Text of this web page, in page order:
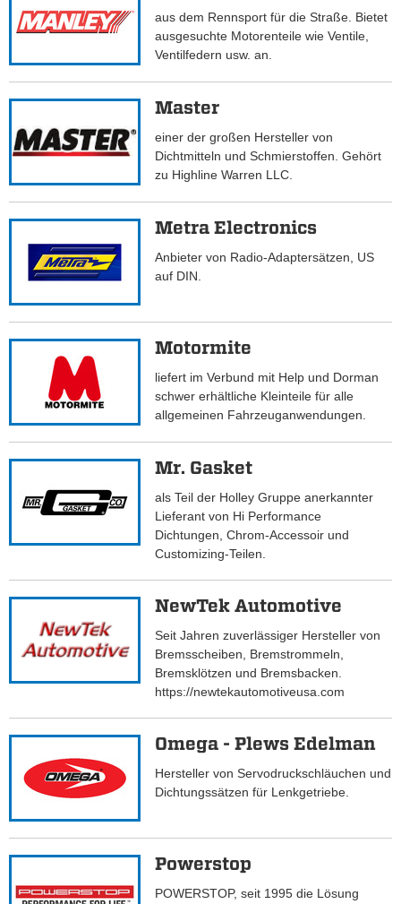
aus dem Rennsport für die Straße. Bietet
ausgesuchte Motorenteile wie Ventile,
Ventilfedern usw. an.
Master
einer der großen Hersteller von
Dichtmitteln und Schmierstoffen. Gehört
zu Highline Warren LLC.
Metra Electronics
Anbieter von Radio-Adaptersätzen, US
auf DIN.
Motormite
liefert im Verbund mit Help und Dorman
schwer erhältliche Kleinteile für alle
allgemeinen Fahrzeuganwendungen.
Mr. Gasket
als Teil der Holley Gruppe anerkannter
Lieferant von Hi Performance
Dichtungen, Chrom-Accessoir und
Customizing-Teilen.
NewTek Automotive
Seit Jahren zuverlässiger Hersteller von
Bremsscheiben, Bremstrommeln,
Bremsklötzen und Bremsbacken.
https://newtekautomotiveusa.com
Omega - Plews Edelman
Hersteller von Servodruckschläuchen und
Dichtungssätzen für Lenkgetriebe.
Powerstop
POWERSTOP, seit 1995 die Lösung